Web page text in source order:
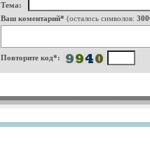
Тема:
Ваш коментарий* (осталось символов:
Повторите код*: